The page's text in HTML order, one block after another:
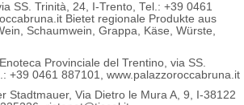
SS. Trinità, 24, I-Trento, Tel.: +39 0461
Bietet regionale Produkte aus
Schaumwein, Grappa, Käse, Würste,
Provinciale del Trentino, via SS.
+39 0461 887101, www.palazzoroccabruna.it
Stadtmauer, Via Dietro le Mura A, 9, I-38122